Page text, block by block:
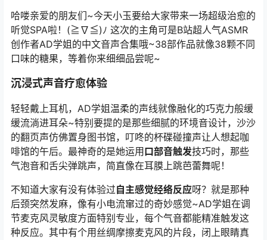
哈喽亲爱的朋友们~今天小玉要给大家带来一场超级治愈的
听觉SPA啦！(≧∇≦)ﾉ 这次的主角可是B站超人气ASMR
创作者AD学姐的中文音声合集哦~38部作品就像38颗不同
口味的糖果，等着你来细细品尝呢~
沉浸式声音疗愈体验
轻轻戴上耳机，AD学姐温柔的声线就像融化的巧克力般缓
缓流淌进耳朵~特别要提的是那些细腻的环境音设计，沙沙
的翻页声仿佛置身图书馆，叮咚的杯碟碰撞声让人想起咖
啡馆的午后。最神奇的是她运用口部音触发技巧时，那些
气泡音和舌尖弹跳声，简直像在耳膜上跳芭蕾舞呢！
不知道大家有没有体验过自主感觉经络反应呀？就是那种
后颈突然发麻，像有小电流窜过的奇妙感觉~AD学姐在调
节麦克风灵敏度方面特别专业，每个气音都能精准触发这
种反应。其中有个用丝绸摩擦麦克风的片段，闭上眼睛真